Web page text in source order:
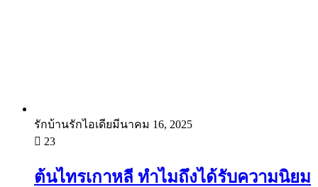
รักบ้านรักไอเดียมีนาคม 16, 2025
23
ต้นไทรเกาหลี ทำไมถึงได้รับความนิยม